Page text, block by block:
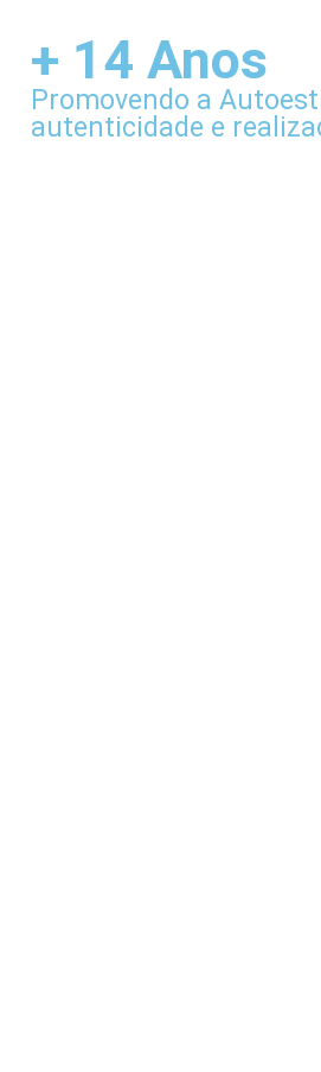
+ 14 Anos
Promovendo a
autenticidade e